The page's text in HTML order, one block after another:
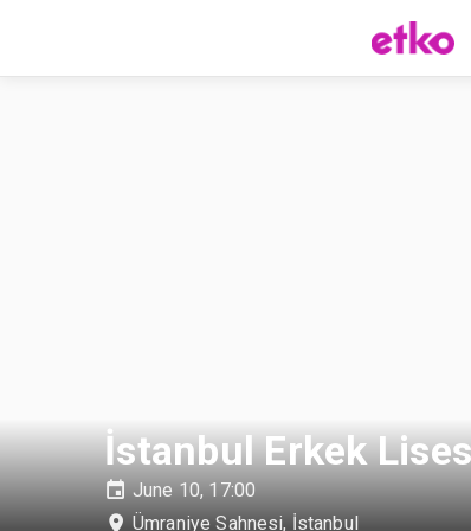
İstanbul Erkek
June 10, 17:00
Ümraniye Sahnesi, İstanbul